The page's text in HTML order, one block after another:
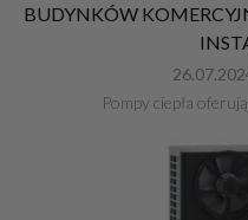
BUDYNKÓW
Pompy ciepła